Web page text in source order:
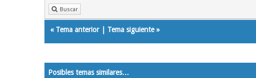
Buscar
« Tema anterior| Tema siguiente»
Posibles temas similares…